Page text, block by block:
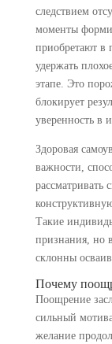
следствием
моменты
приобретают в
удержать
этапе. Это
блокирует
уверенность в
Здоровая
важности,
рассматривать
Такие
признания, но
склонны
Почему
Поощрение
сильный
желание